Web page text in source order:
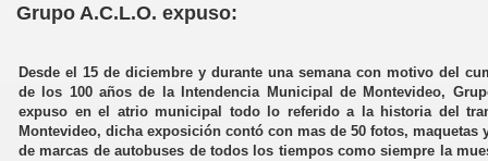
Grupo A.C.L.O. expuso:
Desde el 15 de diciembre y durante una semana con motivo del
de los 100 años de la Intendencia Municipal de Montevideo,
expuso en el atrio municipal todo lo referido a la historia del
Montevideo, dicha exposición contó con mas de 50 fotos, maquetas
de marcas de autobuses de todos los tiempos como siempre la